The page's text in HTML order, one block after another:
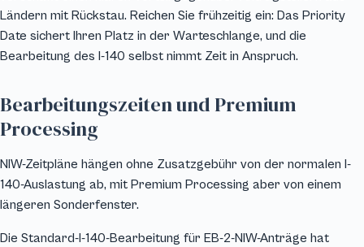
Ländern mit Rückstau. Reichen Sie frühzeitig ein: Das Priority
Date sichert Ihren Platz in der Warteschlange, und die
Bearbeitung des I-140 selbst nimmt Zeit in Anspruch.
Bearbeitungszeiten und Premium
Processing
NIW-Zeitpläne hängen ohne Zusatzgebühr von der normalen I-
140-Auslastung ab, mit Premium Processing aber von einem
längeren Sonderfenster.
Die Standard-I-140-Bearbeitung für EB-2-NIW-Anträge hat